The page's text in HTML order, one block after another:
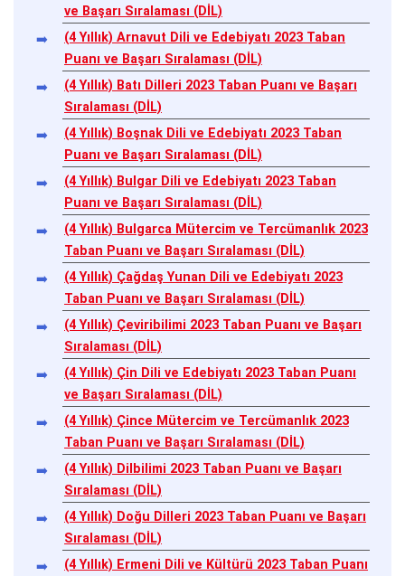
ve Başarı Sıralaması (DİL)
(4 Yıllık) Arnavut Dili ve Edebiyatı 2023 Taban
Puanı ve Başarı Sıralaması (DİL)
(4 Yıllık) Batı Dilleri 2023 Taban Puanı ve Başarı
Sıralaması (DİL)
(4 Yıllık) Boşnak Dili ve Edebiyatı 2023 Taban
Puanı ve Başarı Sıralaması (DİL)
(4 Yıllık) Bulgar Dili ve Edebiyatı 2023 Taban
Puanı ve Başarı Sıralaması (DİL)
(4 Yıllık) Bulgarca Mütercim ve Tercümanlık 2023
Taban Puanı ve Başarı Sıralaması (DİL)
(4 Yıllık) Çağdaş Yunan Dili ve Edebiyatı 2023
Taban Puanı ve Başarı Sıralaması (DİL)
(4 Yıllık) Çeviribilimi 2023 Taban Puanı ve Başarı
Sıralaması (DİL)
(4 Yıllık) Çin Dili ve Edebiyatı 2023 Taban Puanı
ve Başarı Sıralaması (DİL)
(4 Yıllık) Çince Mütercim ve Tercümanlık 2023
Taban Puanı ve Başarı Sıralaması (DİL)
(4 Yıllık) Dilbilimi 2023 Taban Puanı ve Başarı
Sıralaması (DİL)
(4 Yıllık) Doğu Dilleri 2023 Taban Puanı ve Başarı
Sıralaması (DİL)
(4 Yıllık) Ermeni Dili ve Kültürü 2023 Taban Puanı